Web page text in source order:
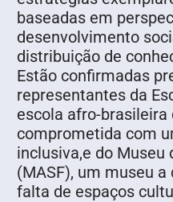
baseadas em
desenvolvimento
distribuição de
Estão confirmadas
representantes da
escola afro-brasileira
comprometida com
inclusiva,e do Museu
(MASF), um museu
falta de espaços